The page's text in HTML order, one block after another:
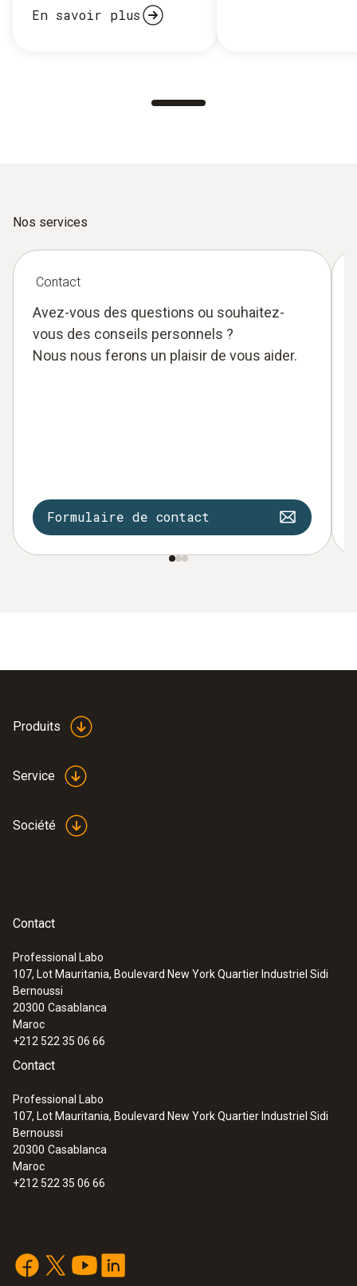
En savoir plus
Nos services
Contact
Avez-vous des questions ou souhaitez-
vous des conseils personnels ?
Nous nous ferons un plaisir de vous aider.
Formulaire de contact
Produits
Service
Société
Contact
Professional Labo
107, Lot Mauritania, Boulevard New York Quartier Industriel Sidi
Bernoussi
20300 Casablanca
Maroc
+212 522 35 06 66
Contact
Professional Labo
107, Lot Mauritania, Boulevard New York Quartier Industriel Sidi
Bernoussi
20300 Casablanca
Maroc
+212 522 35 06 66